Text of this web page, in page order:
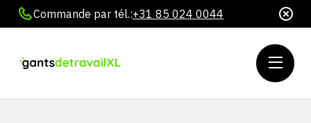
Commande par tél.:+31 85 024 0044